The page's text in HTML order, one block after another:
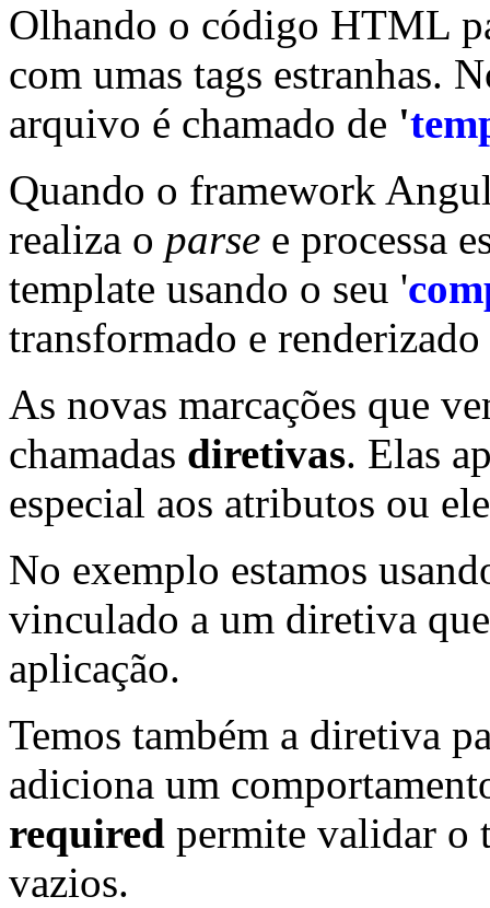
Olhando o código HTML
com umas tags estranhas.
arquivo é chamado de '
Quando o framework
realiza o parse e processa
template usando o seu '
transformado e
As novas marcações que
chamadas diretivas. Elas
especial aos atributos ou
No exemplo estamos
vinculado a um diretiva
aplicação.
Temos também a diretiva
adiciona um
required permite validar o
vazios.